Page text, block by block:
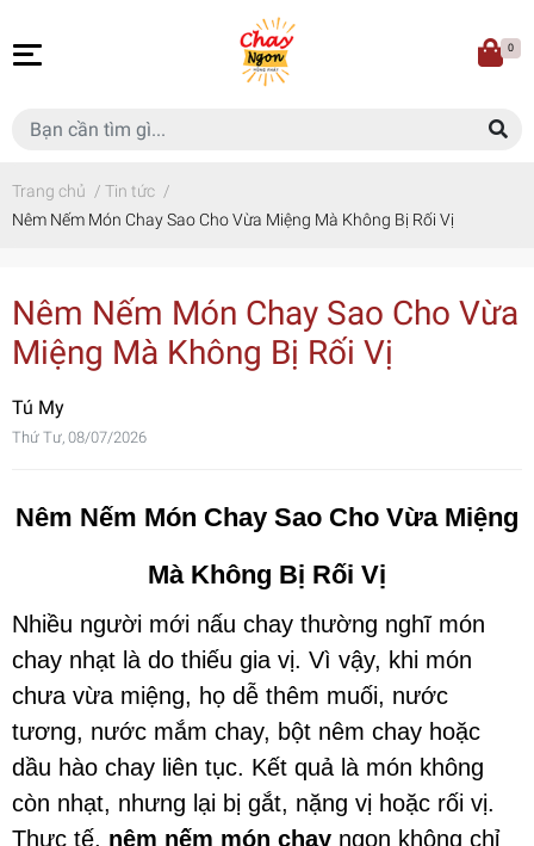
0
Trang chủ / Tin tức /
Nêm Nếm Món Chay Sao Cho Vừa Miệng Mà Không Bị Rối Vị
Nêm Nếm Món Chay Sao Cho Vừa
Miệng Mà Không Bị Rối Vị
Tú My
Thứ Tư, 08/07/2026
Nêm Nếm Món Chay Sao Cho Vừa Miệng
Mà Không Bị Rối Vị
Nhiều người mới nấu chay thường nghĩ món
chay nhạt là do thiếu gia vị. Vì vậy, khi món
chưa vừa miệng, họ dễ thêm muối, nước
tương, nước mắm chay, bột nêm chay hoặc
dầu hào chay liên tục. Kết quả là món không
còn nhạt, nhưng lại bị gắt, nặng vị hoặc rối vị.
Thực tế, nêm nếm món chay ngon không chỉ